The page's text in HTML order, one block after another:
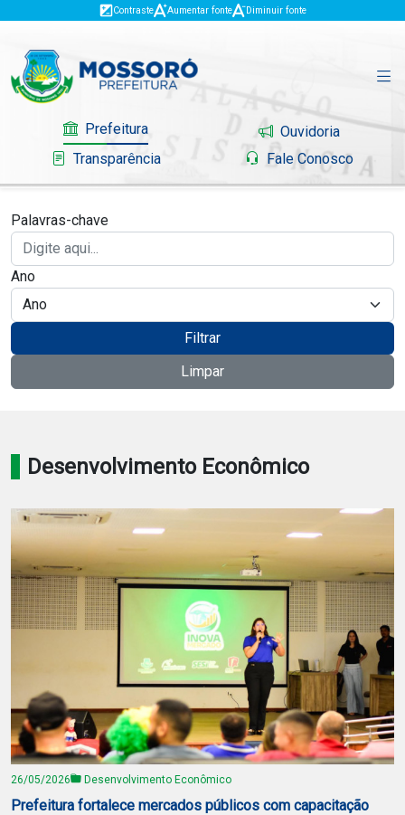
Contraste Aumentar fonte Diminuir fonte
Prefeitura
Ouvidoria
Transparência
Fale Conosco
Governo
Mossoró
Carta de Serviço
PESQUISAR
Palavras-chave
Ano
Filtrar
Limpar
Desenvolvimento Econômico
26/05/2026 Desenvolvimento Econômico
Prefeitura fortalece mercados públicos com capacitação